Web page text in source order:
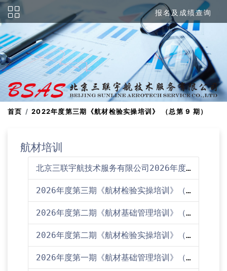
报名及成绩查询
首页 2022年度第三期《航材检验实操培训》 （总第 9 期）
航材培训
北京三联宇航技术服务有限公司2026年度培训计划
2026年度第三期《航材检验实操培训》（总第23期）培训通知
2026年度第二期《航材基础管理培训》（总第46期）培训通知
2026年度第二期《航材检验实操培训》（总第22期）培训通知
2026年度第一期《航材基础管理培训》（总第45期）培训通知